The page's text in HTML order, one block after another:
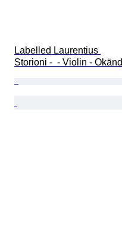
Labelled Laurentius
Storioni -  - Violin - Okänd